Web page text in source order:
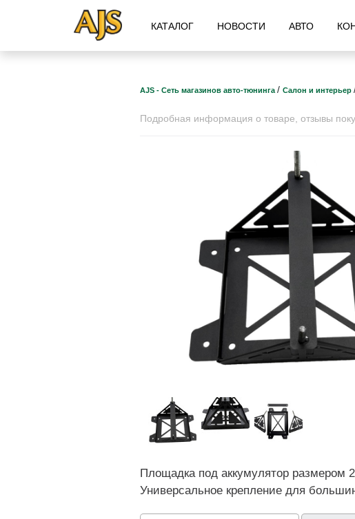
КАТАЛОГ НОВОСТИ АВТО
AJS - Сеть магазинов авто-тюнинга / Салон и интерьер
Подробная информация о товаре, отзывы
Площадка под аккумулятор размером
Универсальное крепление для